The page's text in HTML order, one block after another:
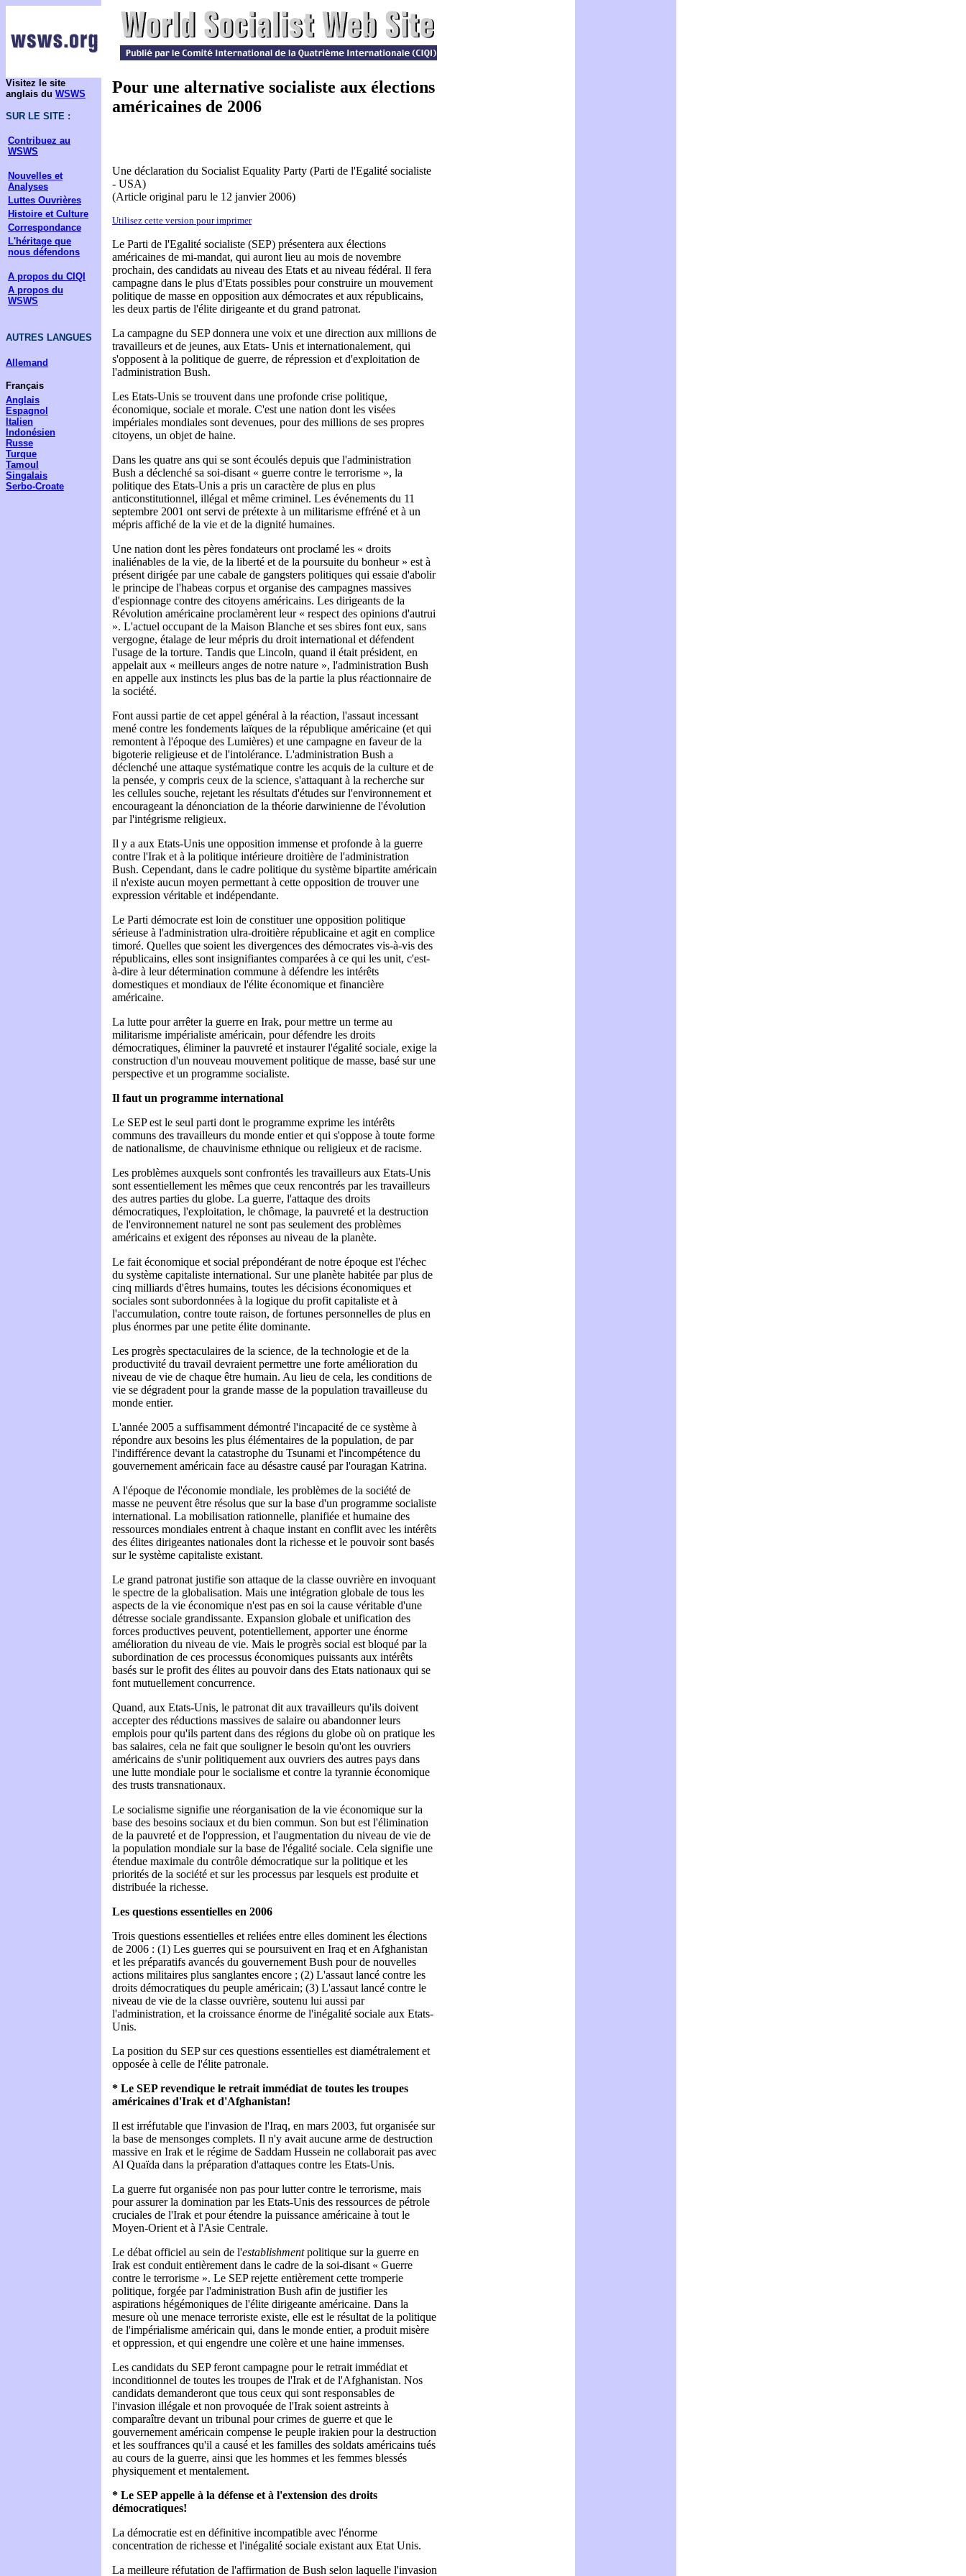
Visitez le site
anglais du WSWS
SUR LE SITE :
Contribuez au
WSWS
Nouvelles et
Analyses
Luttes Ouvrières
Histoire et Culture
Correspondance
L'héritage que
nous défendons
A propos du CIQI
A propos du
WSWS
AUTRES LANGUES
Allemand
Français
Anglais
Espagnol
Italien
Indonésien
Russe
Turque
Tamoul
Singalais
Serbo-Croate
Pour une alternative socialiste aux élections
américaines de 2006
Une déclaration du Socialist Equality Party (Parti de l'Egalité socialiste
- USA)
(Article original paru le 12 janvier 2006)
Utilisez cette version pour imprimer
Le Parti de l'Egalité socialiste (SEP) présentera aux élections
américaines de mi-mandat, qui auront lieu au mois de novembre
prochain, des candidats au niveau des Etats et au niveau fédéral. Il fera
campagne dans le plus d'Etats possibles pour construire un mouvement
politique de masse en opposition aux démocrates et aux républicains,
les deux partis de l'élite dirigeante et du grand patronat.
La campagne du SEP donnera une voix et une direction aux millions de
travailleurs et de jeunes, aux Etats- Unis et internationalement, qui
s'opposent à la politique de guerre, de répression et d'exploitation de
l'administration Bush.
Les Etats-Unis se trouvent dans une profonde crise politique,
économique, sociale et morale. C'est une nation dont les visées
impériales mondiales sont devenues, pour des millions de ses propres
citoyens, un objet de haine.
Dans les quatre ans qui se sont écoulés depuis que l'administration
Bush a déclenché sa soi-disant « guerre contre le terrorisme », la
politique des Etats-Unis a pris un caractère de plus en plus
anticonstitutionnel, illégal et même criminel. Les événements du 11
septembre 2001 ont servi de prétexte à un militarisme effréné et à un
mépris affiché de la vie et de la dignité humaines.
Une nation dont les pères fondateurs ont proclamé les « droits
inaliénables de la vie, de la liberté et de la poursuite du bonheur » est à
présent dirigée par une cabale de gangsters politiques qui essaie d'abolir
le principe de l'habeas corpus et organise des campagnes massives
d'espionnage contre des citoyens américains. Les dirigeants de la
Révolution américaine proclamèrent leur « respect des opinions d'autrui
». L'actuel occupant de la Maison Blanche et ses sbires font eux, sans
vergogne, étalage de leur mépris du droit international et défendent
l'usage de la torture. Tandis que Lincoln, quand il était président, en
appelait aux « meilleurs anges de notre nature », l'administration Bush
en appelle aux instincts les plus bas de la partie la plus réactionnaire de
la société.
Font aussi partie de cet appel général à la réaction, l'assaut incessant
mené contre les fondements laïques de la république américaine (et qui
remontent à l'époque des Lumières) et une campagne en faveur de la
bigoterie religieuse et de l'intolérance. L'administration Bush a
déclenché une attaque systématique contre les acquis de la culture et de
la pensée, y compris ceux de la science, s'attaquant à la recherche sur
les cellules souche, rejetant les résultats d'études sur l'environnement et
encourageant la dénonciation de la théorie darwinienne de l'évolution
par l'intégrisme religieux.
Il y a aux Etats-Unis une opposition immense et profonde à la guerre
contre l'Irak et à la politique intérieure droitière de l'administration
Bush. Cependant, dans le cadre politique du système bipartite américain
il n'existe aucun moyen permettant à cette opposition de trouver une
expression véritable et indépendante.
Le Parti démocrate est loin de constituer une opposition politique
sérieuse à l'administration ulra-droitière républicaine et agit en complice
timoré. Quelles que soient les divergences des démocrates vis-à-vis des
républicains, elles sont insignifiantes comparées à ce qui les unit, c'est-
à-dire à leur détermination commune à défendre les intérêts
domestiques et mondiaux de l'élite économique et financière
américaine.
La lutte pour arrêter la guerre en Irak, pour mettre un terme au
militarisme impérialiste américain, pour défendre les droits
démocratiques, éliminer la pauvreté et instaurer l'égalité sociale, exige la
construction d'un nouveau mouvement politique de masse, basé sur une
perspective et un programme socialiste.
Il faut un programme international
Le SEP est le seul parti dont le programme exprime les intérêts
communs des travailleurs du monde entier et qui s'oppose à toute forme
de nationalisme, de chauvinisme ethnique ou religieux et de racisme.
Les problèmes auxquels sont confrontés les travailleurs aux Etats-Unis
sont essentiellement les mêmes que ceux rencontrés par les travailleurs
des autres parties du globe. La guerre, l'attaque des droits
démocratiques, l'exploitation, le chômage, la pauvreté et la destruction
de l'environnement naturel ne sont pas seulement des problèmes
américains et exigent des réponses au niveau de la planète.
Le fait économique et social prépondérant de notre époque est l'échec
du système capitaliste international. Sur une planète habitée par plus de
cinq milliards d'êtres humains, toutes les décisions économiques et
sociales sont subordonnées à la logique du profit capitaliste et à
l'accumulation, contre toute raison, de fortunes personnelles de plus en
plus énormes par une petite élite dominante.
Les progrès spectaculaires de la science, de la technologie et de la
productivité du travail devraient permettre une forte amélioration du
niveau de vie de chaque être humain. Au lieu de cela, les conditions de
vie se dégradent pour la grande masse de la population travailleuse du
monde entier.
L'année 2005 a suffisamment démontré l'incapacité de ce système à
répondre aux besoins les plus élémentaires de la population, de par
l'indifférence devant la catastrophe du Tsunami et l'incompétence du
gouvernement américain face au désastre causé par l'ouragan Katrina.
A l'époque de l'économie mondiale, les problèmes de la société de
masse ne peuvent être résolus que sur la base d'un programme socialiste
international. La mobilisation rationnelle, planifiée et humaine des
ressources mondiales entrent à chaque instant en conflit avec les intérêts
des élites dirigeantes nationales dont la richesse et le pouvoir sont basés
sur le système capitaliste existant.
Le grand patronat justifie son attaque de la classe ouvrière en invoquant
le spectre de la globalisation. Mais une intégration globale de tous les
aspects de la vie économique n'est pas en soi la cause véritable d'une
détresse sociale grandissante. Expansion globale et unification des
forces productives peuvent, potentiellement, apporter une énorme
amélioration du niveau de vie. Mais le progrès social est bloqué par la
subordination de ces processus économiques puissants aux intérêts
basés sur le profit des élites au pouvoir dans des Etats nationaux qui se
font mutuellement concurrence.
Quand, aux Etats-Unis, le patronat dit aux travailleurs qu'ils doivent
accepter des réductions massives de salaire ou abandonner leurs
emplois pour qu'ils partent dans des régions du globe où on pratique les
bas salaires, cela ne fait que souligner le besoin qu'ont les ouvriers
américains de s'unir politiquement aux ouvriers des autres pays dans
une lutte mondiale pour le socialisme et contre la tyrannie économique
des trusts transnationaux.
Le socialisme signifie une réorganisation de la vie économique sur la
base des besoins sociaux et du bien commun. Son but est l'élimination
de la pauvreté et de l'oppression, et l'augmentation du niveau de vie de
la population mondiale sur la base de l'égalité sociale. Cela signifie une
étendue maximale du contrôle démocratique sur la politique et les
priorités de la société et sur les processus par lesquels est produite et
distribuée la richesse.
Les questions essentielles en 2006
Trois questions essentielles et reliées entre elles dominent les élections
de 2006 : (1) Les guerres qui se poursuivent en Iraq et en Afghanistan
et les préparatifs avancés du gouvernement Bush pour de nouvelles
actions militaires plus sanglantes encore ; (2) L'assaut lancé contre les
droits démocratiques du peuple américain; (3) L'assaut lancé contre le
niveau de vie de la classe ouvrière, soutenu lui aussi par
l'administration, et la croissance énorme de l'inégalité sociale aux Etats-
Unis.
La position du SEP sur ces questions essentielles est diamétralement et
opposée à celle de l'élite patronale.
* Le SEP revendique le retrait immédiat de toutes les troupes
américaines d'Irak et d'Afghanistan!
Il est irréfutable que l'invasion de l'Iraq, en mars 2003, fut organisée sur
la base de mensonges complets. Il n'y avait aucune arme de destruction
massive en Irak et le régime de Saddam Hussein ne collaborait pas avec
Al Quaïda dans la préparation d'attaques contre les Etats-Unis.
La guerre fut organisée non pas pour lutter contre le terrorisme, mais
pour assurer la domination par les Etats-Unis des ressources de pétrole
cruciales de l'Irak et pour étendre la puissance américaine à tout le
Moyen-Orient et à l'Asie Centrale.
Le débat officiel au sein de l'establishmentpolitique sur la guerre en
Irak est conduit entièrement dans le cadre de la soi-disant « Guerre
contre le terrorisme ». Le SEP rejette entièrement cette tromperie
politique, forgée par l'administration Bush afin de justifier les
aspirations hégémoniques de l'élite dirigeante américaine. Dans la
mesure où une menace terroriste existe, elle est le résultat de la politique
de l'impérialisme américain qui, dans le monde entier, a produit misère
et oppression, et qui engendre une colère et une haine immenses.
Les candidats du SEP feront campagne pour le retrait immédiat et
inconditionnel de toutes les troupes de l'Irak et de l'Afghanistan. Nos
candidats demanderont que tous ceux qui sont responsables de
l'invasion illégale et non provoquée de l'Irak soient astreints à
comparaître devant un tribunal pour crimes de guerre et que le
gouvernement américain compense le peuple irakien pour la destruction
et les souffrances qu'il a causé et les familles des soldats américains tués
au cours de la guerre, ainsi que les hommes et les femmes blessés
physiquement et mentalement.
* Le SEP appelle à la défense et à l'extension des droits
démocratiques!
La démocratie est en définitive incompatible avec l'énorme
concentration de richesse et l'inégalité sociale existant aux Etat Unis.
La meilleure réfutation de l'affirmation de Bush selon laquelle l'invasion